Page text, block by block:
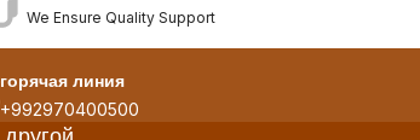
We Ensure Quality Support
горячая линия
+992970400500